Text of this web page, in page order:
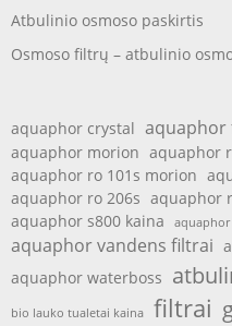
Atbulinio osmoso paskirtis
Osmoso filtrų – atbulinio
aquaphor crystal aquaphor
aquaphor morion aquaphor
aquaphor ro 101s morion
aquaphor ro 206s aquaphor
aquaphor s800 kaina
aquaphor
aquaphor vandens filtrai
aquaphor waterboss
bio lauko tualetai kaina filtrai